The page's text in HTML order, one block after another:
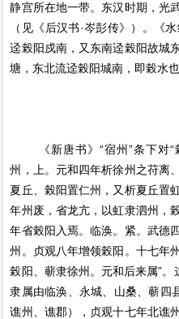
静宫所在地一带。东汉时期，光
（见《后汉书·岑彭传》）。《
迳榖阳戍南，又东南迳榖阳故城
塘，东北流迳榖阳城南，即榖水也
《新唐书》“宿州”条下对“
州，上。元和四年析徐州之苻
夏丘、榖阳置仁州，又析夏丘置
年州废，省龙亢，以虹隶泗州
年省榖阳入焉。临涣。紧。武德
州。贞观八年增领榖阳。十七年
榖阳、蕲隶徐州。元和后来属”。
隶属由临涣、永城、山桑、蕲四
谯州、谯郡），贞观十七年北谯